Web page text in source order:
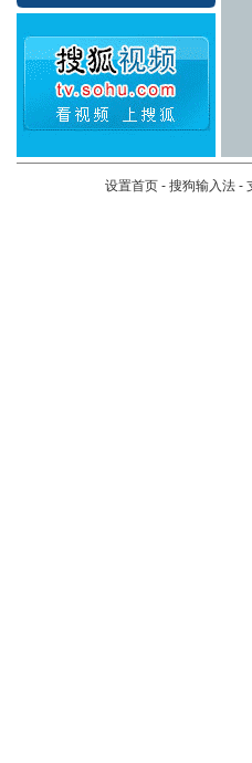
设置首页 - 搜狗输入法 -